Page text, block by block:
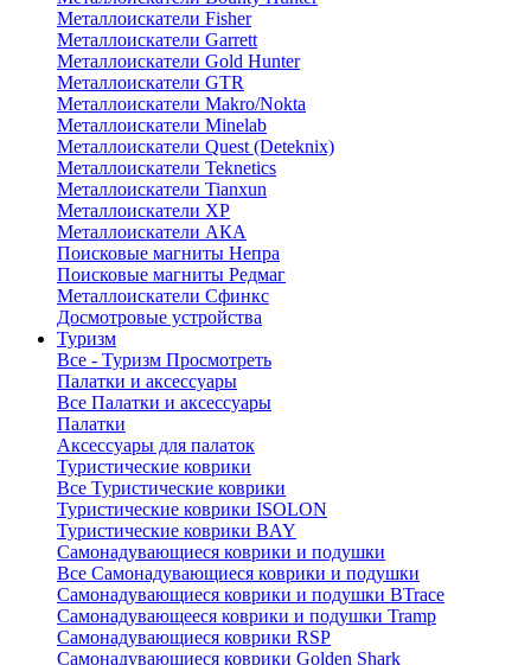
Металлоискатели Fisher
Металлоискатели Garrett
Металлоискатели Gold Hunter
Металлоискатели GTR
Металлоискатели Makro/Nokta
Металлоискатели Minelab
Металлоискатели Quest (Deteknix)
Металлоискатели Teknetics
Металлоискатели Tianxun
Металлоискатели XP
Металлоискатели АКА
Поисковые магниты Непра
Поисковые магниты Редмаг
Металлоискатели Сфинкс
Досмотровые устройства
Туризм
Все - Туризм Просмотреть
Палатки и аксессуары
Все Палатки и аксессуары
Палатки
Аксессуары для палаток
Туристические коврики
Все Туристические коврики
Туристические коврики ISOLON
Туристические коврики BAY
Самонадувающиеся коврики и подушки
Все Самонадувающиеся коврики и подушки
Самонадувающиеся коврики и подушки BTrace
Самонадувающееся коврики и подушки Tramp
Самонадувающиеся коврики RSP
Самонадувающиеся коврики Golden Shark